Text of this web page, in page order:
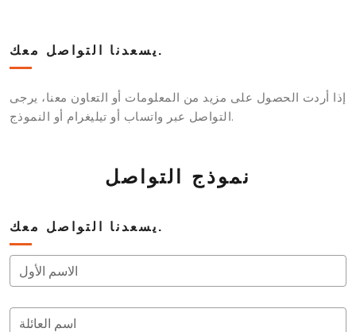
يسعدنا التواصل معك.
إذا أردت الحصول على مزيد من المعلومات أو التعاون معنا، يرجى
التواصل عبر واتساب أو تيليغرام أو النموذج.
نموذج التواصل
يسعدنا التواصل معك.
الاسم الأول
اسم العائلة